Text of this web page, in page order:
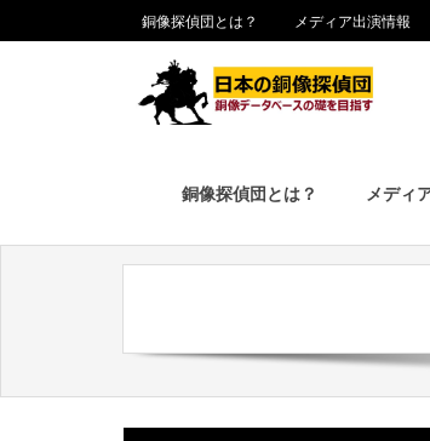
銅像探偵団とは？ メディア出演情報
銅像探偵団とは？ メディ